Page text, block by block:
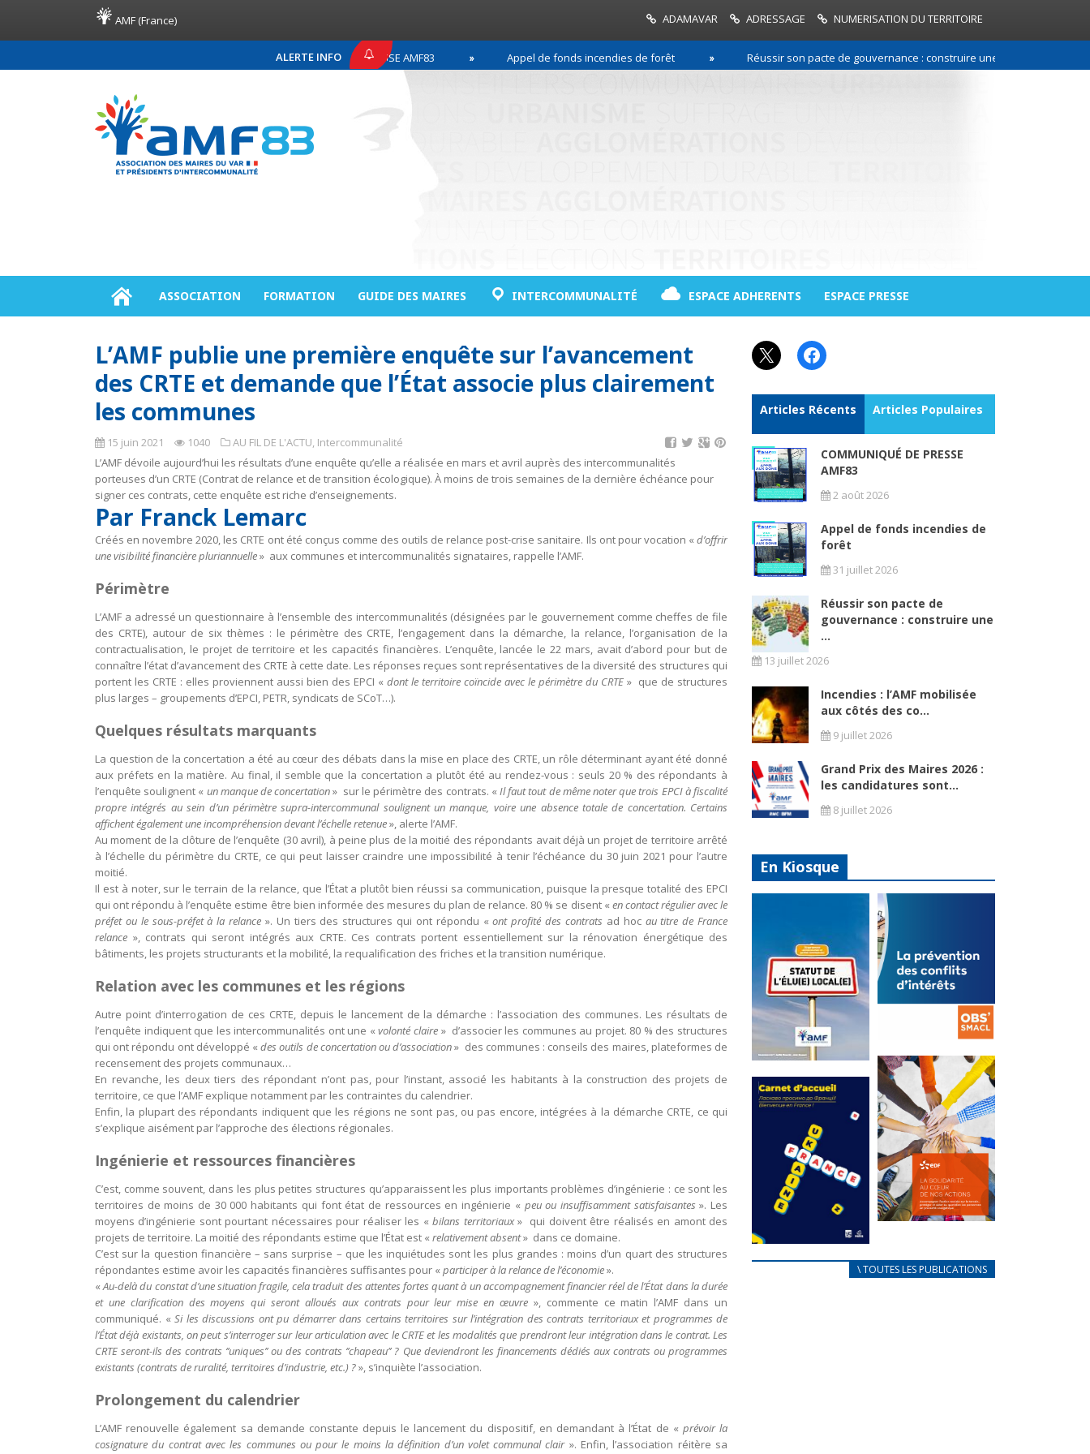
AMF (France) ADAMAVAR ADRESSAGE NUMERISATION DU TERRITOIRE
ALERTE INFO
COMMUNIQUÉ DE PRESSE AMF83 Appel de fonds incendies de forêt Réussir son pacte de gouvernance : construire une relation de confiance
ASSOCIATION FORMATION GUIDE DES MAIRES INTERCOMMUNALITÉ ESPACE ADHERENTS ESPACE PRESSE
L’AMF publie une première enquête sur l’avancement
des CRTE et demande que l’État associe plus clairement
les communes
15 juin 2021 1040 AU FIL DE L'ACTU, Intercommunalité
L’AMF dévoile aujourd’hui les résultats d’une enquête qu’elle a réalisée en mars et avril auprès des intercommunalités
porteuses d’un CRTE (Contrat de relance et de transition écologique). À moins de trois semaines de la dernière échéance pour
signer ces contrats, cette enquête est riche d’enseignements.
Par Franck Lemarc
Créés en novembre 2020, les CRTE ont été conçus comme des outils de relance post-crise sanitaire. Ils ont pour vocation « d’offrir
une visibilité financière pluriannuelle» aux communes et intercommunalités signataires, rappelle l’AMF.
Périmètre
L’AMF a adressé un questionnaire à l’ensemble des intercommunalités (désignées par le gouvernement comme cheffes de file
des CRTE), autour de six thèmes : le périmètre des CRTE, l’engagement dans la démarche, la relance, l’organisation de la
contractualisation, le projet de territoire et les capacités financières. L’enquête, lancée le 22 mars, avait d’abord pour but de
connaître l’état d’avancement des CRTE à cette date. Les réponses reçues sont représentatives de la diversité des structures qui
portent les CRTE : elles proviennent aussi bien des EPCI « dont le territoire coïncide avec le périmètre du CRTE » que de structures
plus larges – groupements d’EPCI, PETR, syndicats de SCoT…).
Quelques résultats marquants
La question de la concertation a été au cœur des débats dans la mise en place des CRTE, un rôle déterminant ayant été donné
aux préfets en la matière. Au final, il semble que la concertation a plutôt été au rendez-vous : seuls 20 % des répondants à
l’enquête soulignent « un manque de concertation» sur le périmètre des contrats. « Il faut tout de même noter que trois EPCI à fiscalité
propre intégrés au sein d’un périmètre supra-intercommunal soulignent un manque, voire une absence totale de concertation. Certains
affichent également une incompréhension devant l’échelle retenue», alerte l’AMF.
Au moment de la clôture de l’enquête (30 avril), à peine plus de la moitié des répondants avait déjà un projet de territoire arrêté
à l’échelle du périmètre du CRTE, ce qui peut laisser craindre une impossibilité à tenir l’échéance du 30 juin 2021 pour l’autre
moitié.
Il est à noter, sur le terrain de la relance, que l’État a plutôt bien réussi sa communication, puisque la presque totalité des EPCI
qui ont répondu à l’enquête estime être bien informée des mesures du plan de relance. 80 % se disent « en contact régulier avec le
préfet ou le sous-préfet à la relance ». Un tiers des structures qui ont répondu «ont profité des contrats ad hocau titre de France
relance », contrats qui seront intégrés aux CRTE. Ces contrats portent essentiellement sur la rénovation énergétique des
bâtiments, les projets structurants et la mobilité, la requalification des friches et la transition numérique.
Relation avec les communes et les régions
Autre point d’interrogation de ces CRTE, depuis le lancement de la démarche : l’association des communes. Les résultats de
l’enquête indiquent que les intercommunalités ont une «volonté claire» d’associer les communes au projet. 80 % des structures
qui ont répondu ont développé «des outils de concertation ou d’association» des communes : conseils des maires, plateformes de
recensement des projets communaux…
En revanche, les deux tiers des répondant n’ont pas, pour l’instant, associé les habitants à la construction des projets de
territoire, ce que l’AMF explique notamment par les contraintes du calendrier.
Enfin, la plupart des répondants indiquent que les régions ne sont pas, ou pas encore, intégrées à la démarche CRTE, ce qui
s’explique aisément par l’approche des élections régionales.
Ingénierie et ressources financières
C’est, comme souvent, dans les plus petites structures qu’apparaissent les plus importants problèmes d’ingénierie : ce sont les
territoires de moins de 30 000 habitants qui font état de ressources en ingénierie « peu ou insuffisamment satisfaisantes ». Les
moyens d’ingénierie sont pourtant nécessaires pour réaliser les «bilans territoriaux» qui doivent être réalisés en amont des
projets de territoire. La moitié des répondants estime que l’État est « relativement absent» dans ce domaine.
C’est sur la question financière – sans surprise – que les inquiétudes sont les plus grandes : moins d’un quart des structures
répondantes estime avoir les capacités financières suffisantes pour « participer à la relance de l’économie».
«Au-delà du constat d’une situation fragile, cela traduit des attentes fortes quant à un accompagnement financier réel de l’État dans la durée
et une clarification des moyens qui seront alloués aux contrats pour leur mise en œuvre », commente ce matin l’AMF dans un
communiqué. « Si les discussions ont pu démarrer dans certains territoires sur l’intégration des contrats territoriaux et programmes de
l’État déjà existants, on peut s’interroger sur leur articulation avec le CRTE et les modalités que prendront leur intégration dans le contrat. Les
CRTE seront-ils des contrats ‘’uniques’’ ou des contrats ‘’chapeau’’ ? Que deviendront les financements dédiés aux contrats ou programmes
existants (contrats de ruralité, territoires d’industrie, etc.) ?», s’inquiète l’association.
Prolongement du calendrier
L’AMF renouvelle également sa demande constante depuis le lancement du dispositif, en demandant à l’État de « prévoir la
cosignature du contrat avec les communes ou pour le moins la définition d’un volet communal clair ». Enfin, l’association réitère sa
X Facebook
Articles Récents Articles Populaires
COMMUNIQUÉ DE PRESSE
AMF83
2 août 2026
Appel de fonds incendies de
forêt
31 juillet 2026
Réussir son pacte de
gouvernance : construire une
...
13 juillet 2026
Incendies : l’AMF mobilisée
aux côtés des co...
9 juillet 2026
Grand Prix des Maires 2026 :
les candidatures sont...
8 juillet 2026
En Kiosque
Statut de
l’élu local
Mise à jour avril
2024
FEUILLETER
La
prévention
des conflits
d’intérêts
18 septembre 2023
FEUILLETER
au coeur de
nos actions
\ TOUTES LES PUBLICATIONS